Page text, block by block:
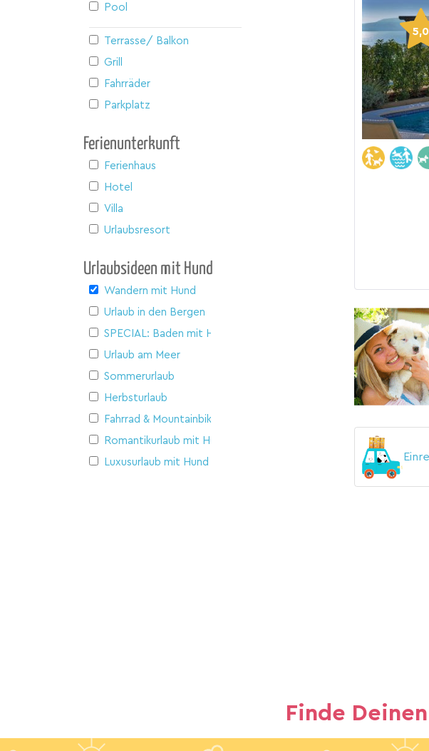
Pool
Terrasse/ Balkon
Grill
Fahrräder
Parkplatz
Ferienunterkunft
Ferienhaus
Hotel
Villa
Urlaubsresort
Urlaubsideen mit Hund
Wandern mit Hund
Urlaub in den Bergen
SPECIAL: Baden mit Hund
Urlaub am Meer
Sommerurlaub
Herbsturlaub
Fahrrad & Mountainbike
Romantikurlaub mit Hund
Luxusurlaub mit Hund
5,0
Finde